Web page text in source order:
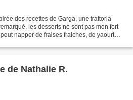
des recettes de Garga, une trattoria
les desserts ne sont pas mon fort
napper de fraises fraiches, de yaourt
de Nathalie R.